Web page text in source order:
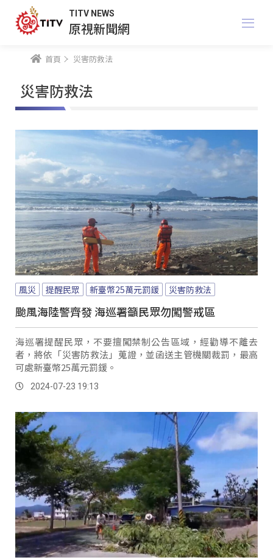
TITV NEWS
原視新聞網
首頁 災害防救法
災害防救法
風災 提醒民眾 新臺幣25萬元罰鍰 災害防救法
颱風海陸警齊發 海巡署籲民眾勿闖警戒區
海巡署提醒民眾，不要擅闖禁制公告區域，經勸導不離去
者，將依「災害防救法」蒐證，並函送主管機關裁罰，最高
可處新臺幣25萬元罰鍰。
2024-07-23 19:13